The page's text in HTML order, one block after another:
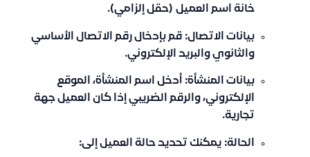
خانة اسم العميل (حقل إلزامي).
بيانات الاتصال: قم بإدخال رقم الاتصال الأساسي
والثانوي والبريد الإلكتروني.
بيانات المنشأة: أدخل اسم المنشأة، الموقع
الإلكتروني، والرقم الضريبي إذا كان العميل جهة
تجارية.
الحالة: يمكنك تحديد حالة العميل إلى: